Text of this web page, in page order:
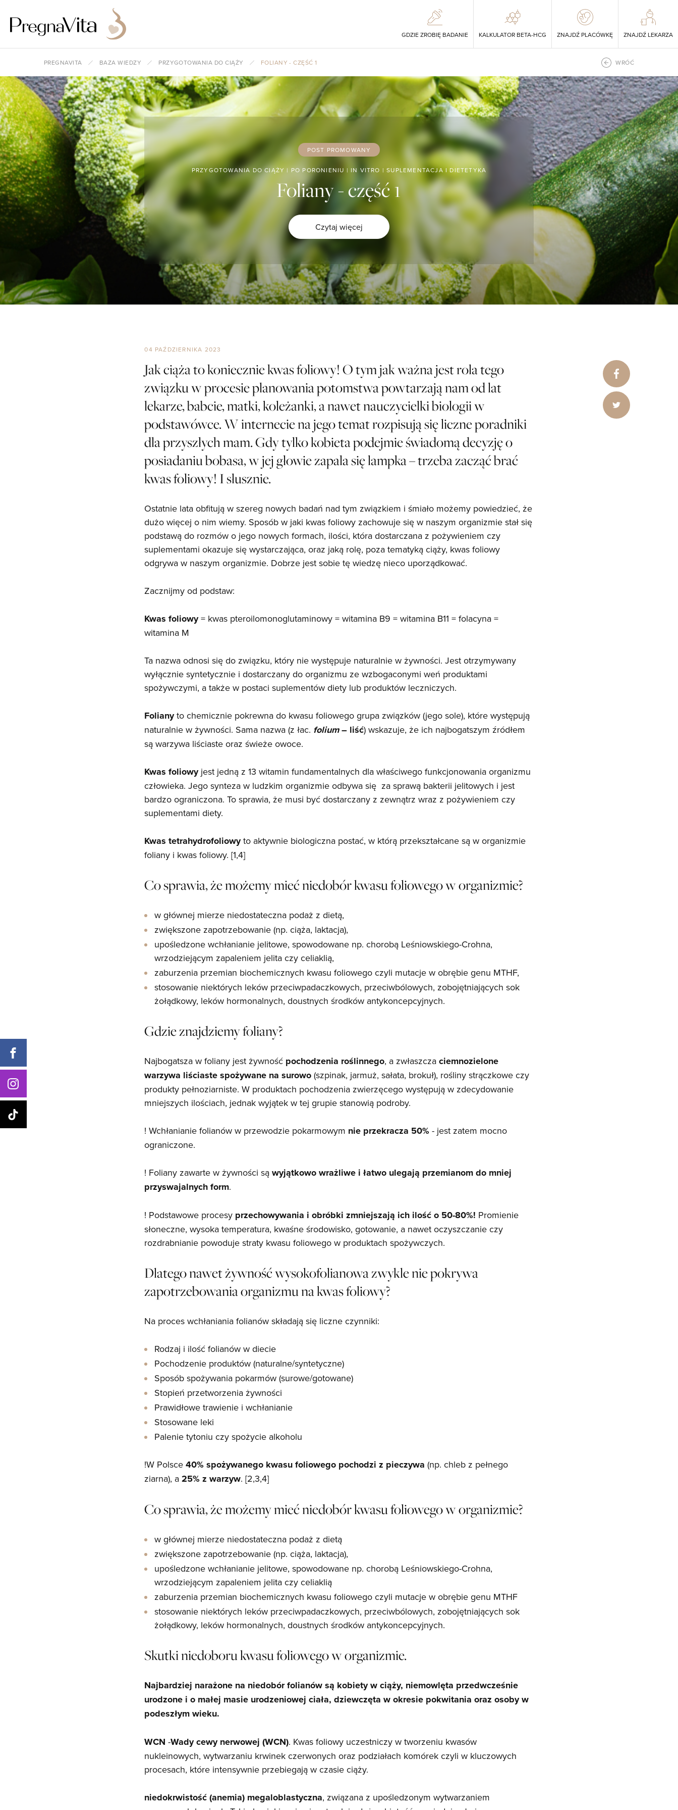
GDZIE ZROBIĘ BADANIE KALKULATOR BETA-HCG ZNAJDŹ PLACÓWKĘ ZNAJDŹ LEKARZA
PREGNAVITA BAZA WIEDZY PRZYGOTOWANIA DO CIĄŻY FOLIANY - CZĘŚĆ 1 WRÓĆ
POST PROMOWANY
PRZYGOTOWANIA DO CIĄŻY | PO PORONIENIU | IN VITRO |SUPLEMENTACJA I DIETETYKA
Foliany - część 1
Czytaj więcej
04 PAŹDZIERNIKA 2023
Jak ciąża to koniecznie kwas foliowy! O tym jak ważna jest rola tego
związku w procesie planowania potomstwa powtarzają nam od lat
lekarze, babcie, matki, koleżanki, a nawet nauczycielki biologii w
podstawówce. W internecie na jego temat rozpisują się liczne poradniki
dla przyszłych mam. Gdy tylko kobieta podejmie świadomą decyzję o
posiadaniu bobasa, w jej głowie zapala się lampka – trzeba zacząć brać
kwas foliowy! I słusznie.
Ostatnie lata obfitują w szereg nowych badań nad tym związkiem i śmiało możemy powiedzieć, że
dużo więcej o nim wiemy. Sposób w jaki kwas foliowy zachowuje się w naszym organizmie stał się
podstawą do rozmów o jego nowych formach, ilości, która dostarczana z pożywieniem czy
suplementami okazuje się wystarczająca, oraz jaką rolę, poza tematyką ciąży, kwas foliowy
odgrywa w naszym organizmie. Dobrze jest sobie tę wiedzę nieco uporządkować.
Zacznijmy od podstaw:
Kwas foliowy= kwas pteroilomonoglutaminowy = witamina B9 = witamina B11 = folacyna =
witamina M
Ta nazwa odnosi się do związku, który nie występuje naturalnie w żywności. Jest otrzymywany
wyłącznie syntetycznie i dostarczany do organizmu ze wzbogaconymi weń produktami
spożywczymi, a także w postaci suplementów diety lub produktów leczniczych.
Folianyto chemicznie pokrewna do kwasu foliowego grupa związków (jego sole), które występują
naturalnie w żywności. Sama nazwa (z łac. folium– liść) wskazuje, że ich najbogatszym źródłem
są warzywa liściaste oraz świeże owoce.
Kwas foliowyjest jedną z 13 witamin fundamentalnych dla właściwego funkcjonowania organizmu
człowieka. Jego synteza w ludzkim organizmie odbywa się za sprawą bakterii jelitowych i jest
bardzo ograniczona. To sprawia, że musi być dostarczany z zewnątrz wraz z pożywieniem czy
suplementami diety.
Kwas tetrahydrofoliowyto aktywnie biologiczna postać, w którą przekształcane są w organizmie
foliany i kwas foliowy. [1,4]
Co sprawia, że możemy mieć niedobór kwasu foliowego w organizmie?
w głównej mierze niedostateczna podaż z dietą,
zwiększone zapotrzebowanie (np. ciąża, laktacja),
upośledzone wchłanianie jelitowe, spowodowane np. chorobą Leśniowskiego-Crohna,
wrzodziejącym zapaleniem jelita czy celiaklią,
zaburzenia przemian biochemicznych kwasu foliowego czyli mutacje w obrębie genu MTHF,
stosowanie niektórych leków przeciwpadaczkowych, przeciwbólowych, zobojętniających sok
żołądkowy, leków hormonalnych, doustnych środków antykoncepcyjnych.
Gdzie znajdziemy foliany?
Najbogatsza w foliany jest żywność pochodzenia roślinnego, a zwłaszcza ciemnozielone
warzywa liściaste spożywane na surowo (szpinak, jarmuż, sałata, brokuł), rośliny strączkowe czy
produkty pełnoziarniste. W produktach pochodzenia zwierzęcego występują w zdecydowanie
mniejszych ilościach, jednak wyjątek w tej grupie stanowią podroby.
! Wchłanianie folianów w przewodzie pokarmowym nie przekracza 50% - jest zatem mocno
ograniczone.
! Foliany zawarte w żywności sąwyjątkowo wrażliwe i łatwo ulegają przemianom do mniej
przyswajalnych form.
! Podstawowe procesy przechowywania i obróbki zmniejszają ich ilość o 50-80%! Promienie
słoneczne, wysoka temperatura, kwaśne środowisko, gotowanie, a nawet oczyszczanie czy
rozdrabnianie powoduje straty kwasu foliowego w produktach spożywczych.
Dlatego nawet żywność wysokofolianowa zwykle nie pokrywa
zapotrzebowania organizmu na kwas foliowy?
Na proces wchłaniania folianów składają się liczne czynniki:
Rodzaj i ilość folianów w diecie
Pochodzenie produktów (naturalne/syntetyczne)
Sposób spożywania pokarmów (surowe/gotowane)
Stopień przetworzenia żywności
Prawidłowe trawienie i wchłanianie
Stosowane leki
Palenie tytoniu czy spożycie alkoholu
!W Polsce40% spożywanego kwasu foliowego pochodzi z pieczywa (np. chleb z pełnego
ziarna), a25% z warzyw. [2,3,4]
Co sprawia, że możemy mieć niedobór kwasu foliowego w organizmie?
w głównej mierze niedostateczna podaż z dietą
zwiększone zapotrzebowanie (np. ciąża, laktacja),
upośledzone wchłanianie jelitowe, spowodowane np. chorobą Leśniowskiego-Crohna,
wrzodziejącym zapaleniem jelita czy celiaklią
zaburzenia przemian biochemicznych kwasu foliowego czyli mutacje w obrębie genu MTHF
stosowanie niektórych leków przeciwpadaczkowych, przeciwbólowych, zobojętniających sok
żołądkowy, leków hormonalnych, doustnych środków antykoncepcyjnych.
Skutki niedoboru kwasu foliowego w organizmie.
Najbardziej narażone na niedobór folianów są kobiety w ciąży, niemowlęta przedwcześnie
urodzone i o małej masie urodzeniowej ciała, dziewczęta w okresie pokwitania oraz osoby w
podeszłym wieku.
WCN -Wady cewy nerwowej (WCN). Kwas foliowy uczestniczy w tworzeniu kwasów
nukleinowych, wytwarzaniu krwinek czerwonych oraz podziałach komórek czyli w kluczowych
procesach, które intensywnie przebiegają w czasie ciąży.
niedokrwistość (anemia) megaloblastyczna, związana z upośledzonym wytwarzaniem